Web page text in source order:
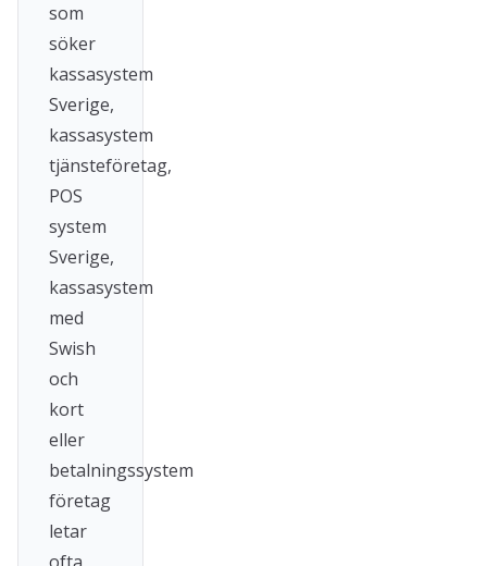
som
söker
kassasystem
Sverige,
kassasystem
tjänsteföretag,
POS
system
Sverige,
kassasystem
med
Swish
och
kort
eller
betalningssystem
företag
letar